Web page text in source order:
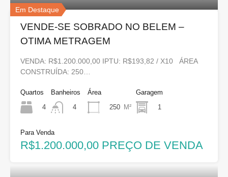
Em Destaque
VENDE-SE SOBRADO NO BELEM –
OTIMA METRAGEM
VENDA: R$1.200.000,00 IPTU: R$193,82 / X10 ÁREA
CONSTRUÍDA: 250…
Quartos
4
Banheiros
4
Área
250 M²
Garagem
1
Para Venda
R$1.200.000,00 PREÇO DE VENDA